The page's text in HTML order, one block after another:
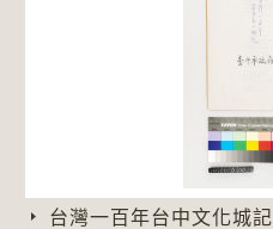
台灣一百年台中文化城記